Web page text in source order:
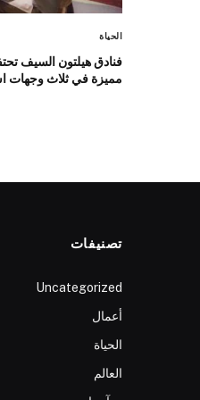
الحياة
فنادق هيلتون السيف
مميزة في ثلاث وجهات
تصنيفات
Uncategorized
أعمال
الحياة
العالم